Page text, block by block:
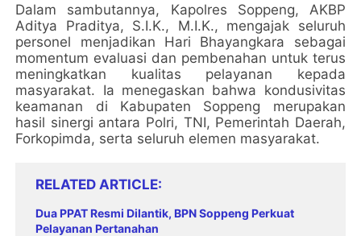
Dalam sambutannya, Kapolres Soppeng, AKBP
Aditya Praditya, S.I.K., M.I.K., mengajak seluruh
personel menjadikan Hari Bhayangkara sebagai
momentum evaluasi dan pembenahan untuk terus
meningkatkan kualitas pelayanan kepada
masyarakat. Ia menegaskan bahwa kondusivitas
keamanan di Kabupaten Soppeng merupakan
hasil sinergi antara Polri, TNI, Pemerintah Daerah,
Forkopimda, serta seluruh elemen masyarakat.
RELATED ARTICLE
Dua PPAT Resmi Dilantik, BPN Soppeng Perkuat
Pelayanan Pertanahan